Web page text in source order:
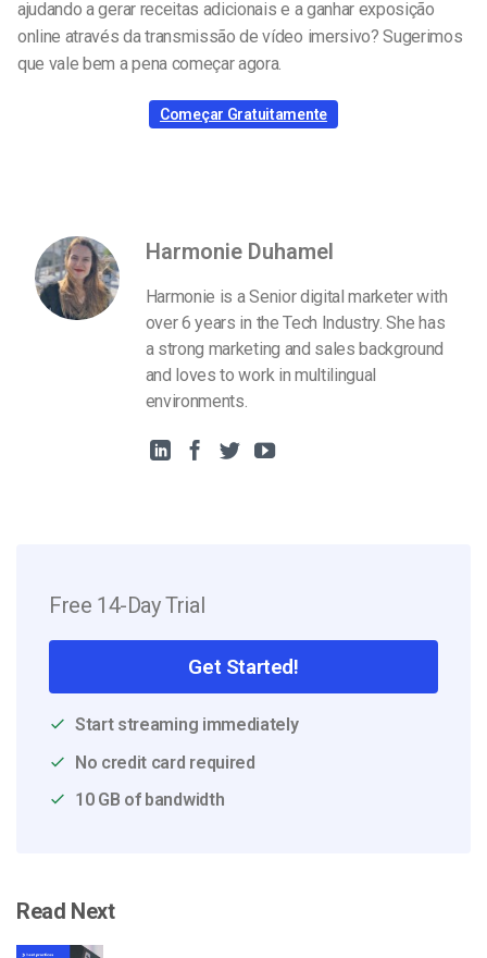
ajudando a gerar receitas adicionais e a ganhar exposição
online através da transmissão de vídeo imersivo? Sugerimos
que vale bem a pena começar agora.
Começar Gratuitamente
Harmonie Duhamel
Harmonie is a Senior digital marketer with
over 6 years in the Tech Industry. She has
a strong marketing and sales background
and loves to work in multilingual
environments.
Free 14-Day Trial
Get Started!
Start streaming immediately
No credit card required
10 GB of bandwidth
Read Next